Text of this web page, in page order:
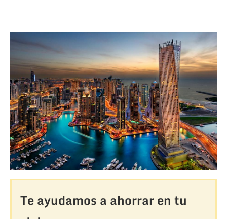
Te ayudamos a ahorrar en tu